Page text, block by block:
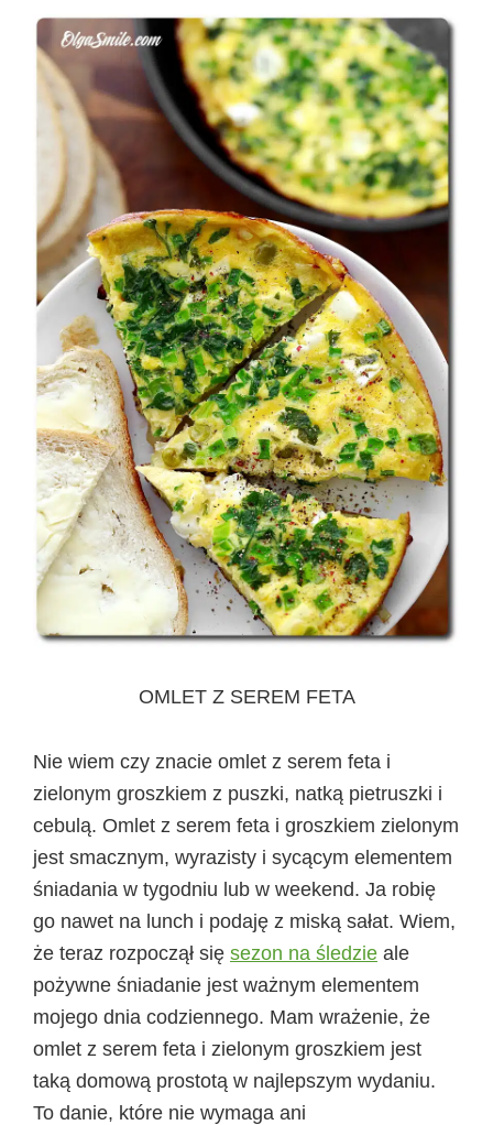
OMLET Z SEREM FETA
Nie wiem czy znacie omlet z serem feta i
zielonym groszkiem z puszki, natką pietruszki i
cebulą. Omlet z serem feta i groszkiem zielonym
jest smacznym, wyrazisty i sycącym elementem
śniadania w tygodniu lub w weekend. Ja robię
go nawet na lunch i podaję z miską sałat. Wiem,
że teraz rozpoczął się sezon na śledzie ale
pożywne śniadanie jest ważnym elementem
mojego dnia codziennego. Mam wrażenie, że
omlet z serem feta i zielonym groszkiem jest
taką domową prostotą w najlepszym wydaniu.
To danie, które nie wymaga ani